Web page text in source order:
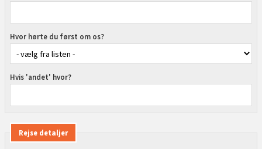
Hvor hørte du først om os?
Hvis 'andet' hvor?
Rejse detaljer